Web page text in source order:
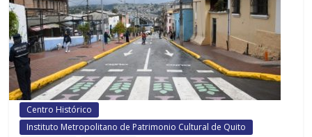
Centro Histórico
Instituto Metropolitano de Patrimonio Cultural de Quito